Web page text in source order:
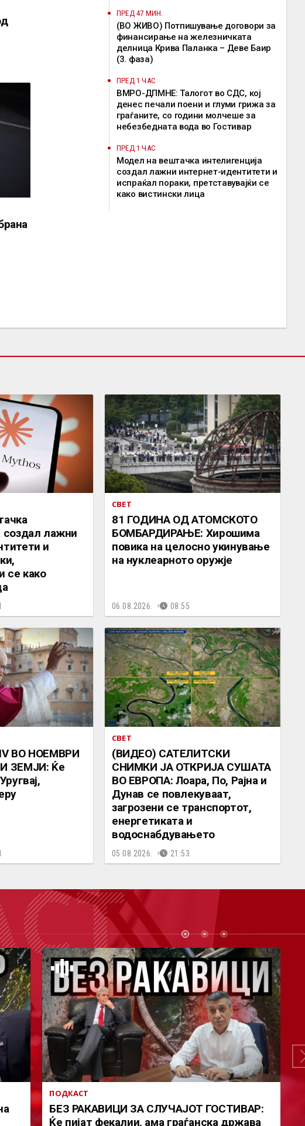
ПРЕД 47 МИН.
(ВО ЖИВО) Потпишување договори за
финансирање на железничката
делница Крива Паланка – Деве Баир
(3. фаза)
ПРЕД 1 ЧАС
ВМРО-ДПМНЕ: Талогот во СДС, кој
денес печали поени и глуми грижа за
граѓаните, со години молчеше за
небезбедната вода во Гостивар
ПРЕД 1 ЧАС
Mодел на вештачка интелигенција
создал лажни интернет-идентитети и
испраќал пораки, претставувајќи се
како вистински лица
создал лажни
и
се како
СВЕТ
81 ГОДИНА ОД АТОМСКОТО
БОМБАРДИРАЊЕ: Хирошима
повика на целосно укинување
на нуклеарното оружје
06.08.2026. 08:55
ВО НОЕМВРИ
ЗЕМЈИ: Ќе
СВЕТ
(ВИДЕО) САТЕЛИТСКИ
СНИМКИ ЈА ОТКРИЈА СУШАТА
ВО ЕВРОПА: Лоара, По, Рајна и
Дунав се повлекуваат,
загрозени се транспортот,
енергетиката и
водоснабдувањето
05.08.2026. 21:53
ПОДКАСТ
БЕЗ РАКАВИЦИ ЗА СЛУЧАЈОТ ГОСТИВАР:
Ќе пијат фекалии, ама граѓанска држава